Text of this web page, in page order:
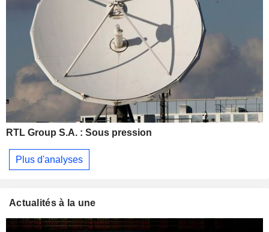
RTL Group S.A. : Sous pression
Plus d'analyses
Actualités à la une